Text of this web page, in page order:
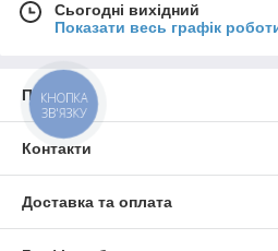
Сьогодні вихідний
Показати весь графік
Про нас
Контакти
Доставка та оплата
КНОПКА
ЗВ'ЯЗКУ